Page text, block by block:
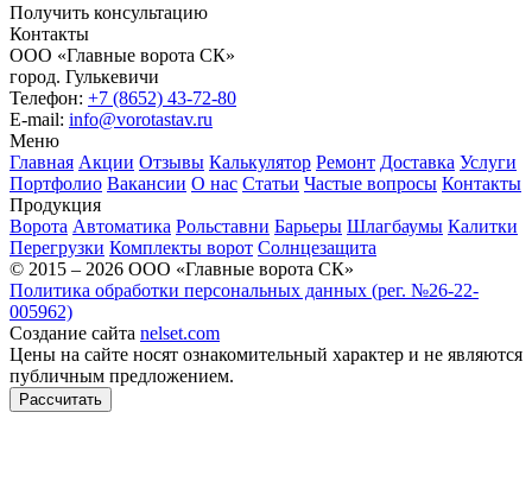
Получить консультацию
Контакты
ООО «Главные ворота СК»
город. Гулькевичи
Телефон: +7 (8652) 43-72-80
E-mail: info@vorotastav.ru
Меню
Главная Акции Отзывы Калькулятор Ремонт Доставка Услуги
Портфолио Вакансии О нас Статьи Частые вопросы Контакты
Продукция
Ворота Автоматика Рольставни Барьеры Шлагбаумы Калитки
Перегрузки Комплекты ворот Солнцезащита
© 2015 – 2026 ООО «Главные ворота СК»
Политика обработки персональных данных (рег. №26-22-
005962)
Создание сайта nelset.com
Цены на сайте носят ознакомительный характер и не являются
публичным предложением.
Рассчитать